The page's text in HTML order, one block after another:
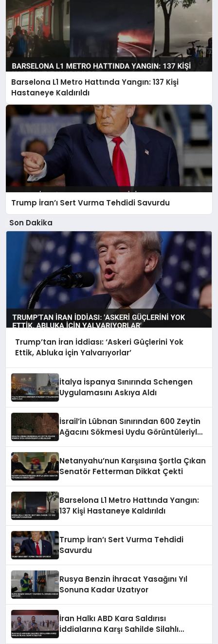
Barselona L1 Metro Hattında Yangın: 137 Kişi
Hastaneye Kaldırıldı
Trump İran’ı Sert Vurma Tehdidi Savurdu
Son Dakika
Trump’tan İran İddiası: ‘Askeri Güçlerini Yok
Ettik, Abluka İçin Yalvarıyorlar’
İtalya İspanya Sınırında Schengen
Uygulamasını Askıya Aldı
İsrail’in Lübnan Sınırından 600 Zeytin
Ağacını Sökmesi Uydu Görüntüleriyle
Netanyahu’nun Karşısına Şortla Çıkan
Senatör Fetterman Dikkat Çekti
Barselona L1 Metro Hattında Yangın:
137 Kişi Hastaneye Kaldırıldı
Trump İran’ı Sert Vurma Tehdidi
Savurdu
Rusya Benzin İhracat Yasağını Yıl
Sonuna Kadar Uzatıyor
İran Halkı ABD Kara Saldırısı
İddialarına Karşı Sahilde Silahlı